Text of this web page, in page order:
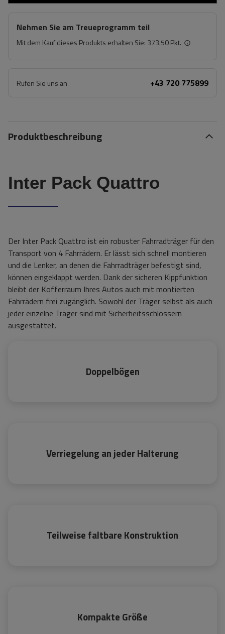
Nehmen Sie am Treueprogramm teil
Mit dem Kauf dieses Produkts erhalten Sie: 373.50 Pkt.
Rufen Sie uns an +43 720 775899
Produktbeschreibung
Inter Pack Quattro
Der Inter Pack Quattro ist ein robuster Fahrradträger für den
Transport von 4 Fahrrädern. Er lässt sich schnell montieren
und die Lenker, an denen die Fahrradträger befestigt sind,
können eingeklappt werden. Dank der sicheren Kippfunktion
bleibt der Kofferraum Ihres Autos auch mit montierten
Fahrrädern frei zugänglich. Sowohl der Träger selbst als auch
jeder einzelne Träger sind mit Sicherheitsschlössern
ausgestattet.
Doppelbögen
Verriegelung an jeder Halterung
Teilweise faltbare Konstruktion
Kompakte Größe